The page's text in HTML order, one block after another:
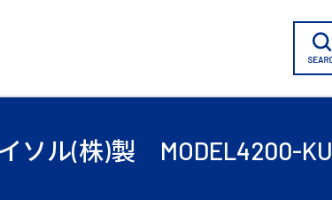
ソル(株)製 MODEL4200-KU